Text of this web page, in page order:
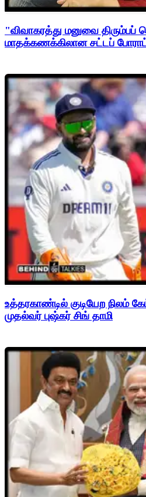
"விவாகரத்து மனுவை திரும்பப்
மாதக்கணக்கிலான சட்டப்
உத்தரகாண்டில் குடியேற நிலம்
முதல்வர் புஷ்கர் சிங் தாமி